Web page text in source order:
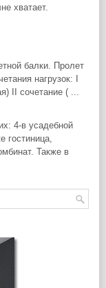
хватает.
балки. Пролет
нагрузок: I
II сочетание ( ...
4-в усадебной
гостиница,
Также в